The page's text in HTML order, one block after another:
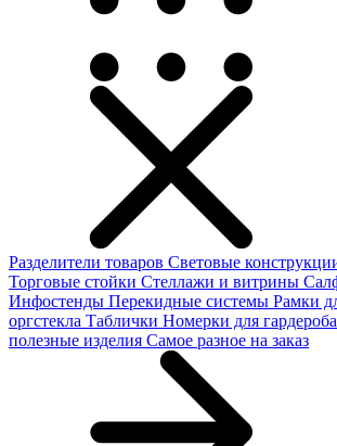
Разделители товаров Световые
Торговые стойки Cтеллажи и витрины
Инфостенды Перекидные системы Рамки
оргстекла Таблички Номерки для гардероба
полезные изделия Самое разное на заказ